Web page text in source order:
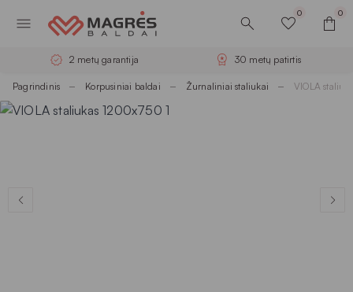
0 0
2 metų garantija 30 metų patirtis
Pagrindinis Korpusiniai baldai Žurnaliniai staliukai VIOLA